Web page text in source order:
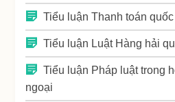
Tiểu luận Thanh toán
Tiểu luận Luật Hàng hải
Tiểu luận Pháp luật trong
ngoại